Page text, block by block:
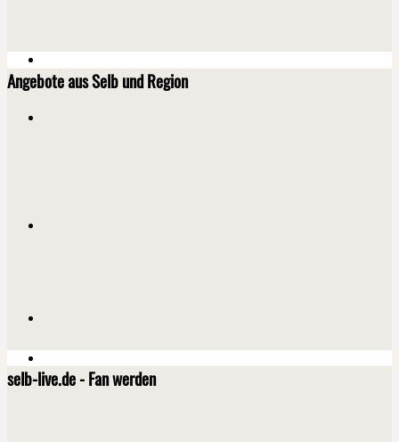
Angebote aus Selb und Region
selb-live.de - Fan werden